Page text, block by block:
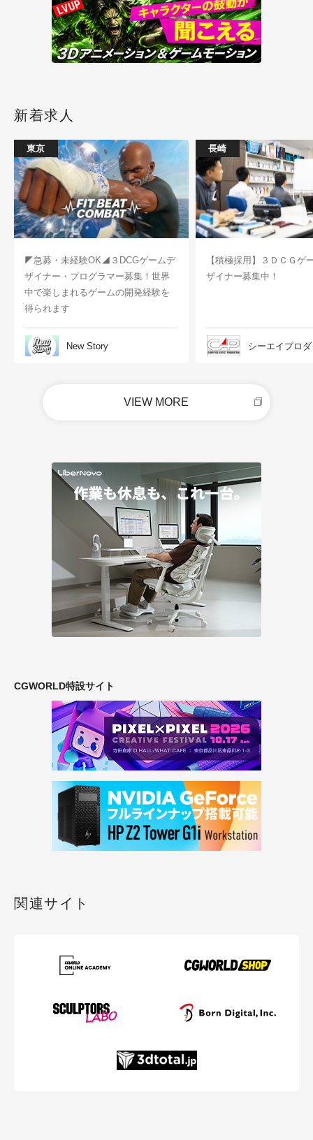
新着求人
東京
◤急募・未経験OK◢３DCGゲームデ
ザイナー・プログラマー募集！世界
中で楽しまれるゲームの開発経験を
得られます
New Story
長崎
【積極採用】３ＤＣＧゲ
ザイナー募集中！
シーエイプロ
VIEW MORE
CGWORLD特設サイト
関連サイト